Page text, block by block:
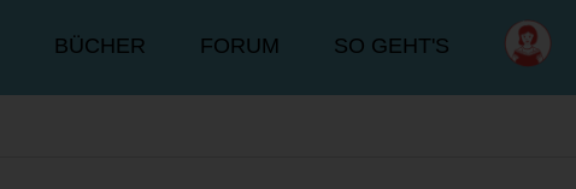
BÜCHER FORUM SO GEHT'S